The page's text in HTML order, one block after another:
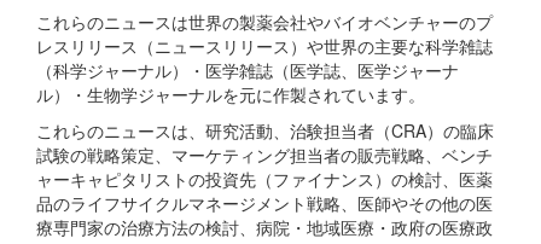
これらのニュースは世界の製薬会社やバイオベンチャーのプ
レスリリース（ニュースリリース）や世界の主要な科学雑誌
（科学ジャーナル）・医学雑誌（医学誌、医学ジャーナ
ル）・生物学ジャーナルを元に作製されています。
これらのニュースは、研究活動、治験担当者（CRA）の臨床
試験の戦略策定、マーケティング担当者の販売戦略、ベンチ
ャーキャピタリストの投資先（ファイナンス）の検討、医薬
品のライフサイクルマネージメント戦略、医師やその他の医
療専門家の治療方法の検討、病院・地域医療・政府の医療政